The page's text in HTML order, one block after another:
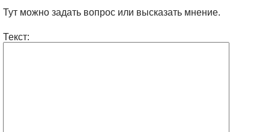
Тут можно задать вопрос или высказать мнение.
Текст: